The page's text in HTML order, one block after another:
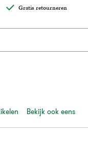
Gratis retourneren
Bekijk ook eens